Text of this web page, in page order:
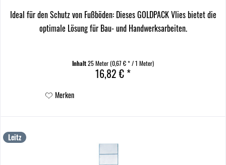
Ideal für den Schutz von Fußböden: Dieses GOLDPACK Vlies bietet die
optimale Lösung für Bau- und Handwerksarbeiten.
Inhalt25 Meter(0,67 € * / 1 Meter)
16,82 € *
Merken
Leitz